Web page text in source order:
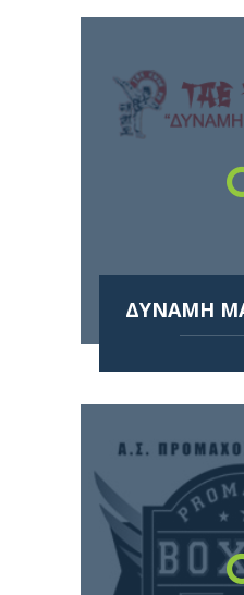
ΔΥΝΑΜΗ